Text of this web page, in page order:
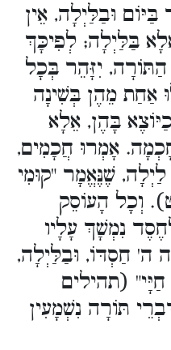
וּבַלַּיְלָה, אֵין
בַּלַּיְלָה; לְפִיכָּךְ
יִזָּהֵר בְּכָל
אַחַת מֵהֶן בְּשִׁינָה
בָּהֶן, אֵלָא
אָמְרוּ חֲכָמִים,
שֶׁנֶּאֱמָר "קוּמִי
וְכָל הָעוֹסֵק
נִמְשָׁךְ עָלָיו
ה' חַסְדּוֹ, וּבַלַּיְלָה,
(תהילים
תּוֹרָה נִשְׁמָעִין